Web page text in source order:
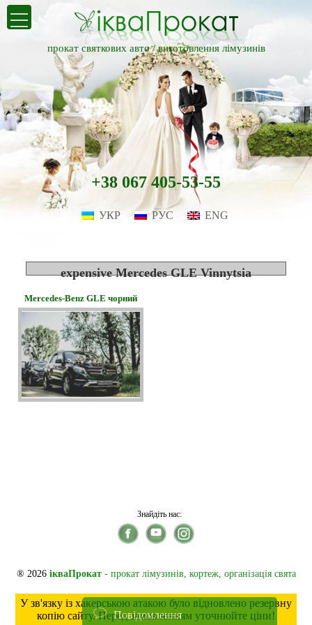
прокат святкових авто /виготовлення лімузинів
+38 067 405-53-55
УКР РУС ENG
expensive Mercedes GLE Vinnytsia
Mercedes-Benz GLE чорний
Знайдіть нас:
® 2026 ікваПрокат- прокат лімузинів, кортеж, організація свята
У зв'язку із хакерською атакою було відновлено резервну
копію сайту. Перед замовленням уточнюйте ціни!
Повідомлення